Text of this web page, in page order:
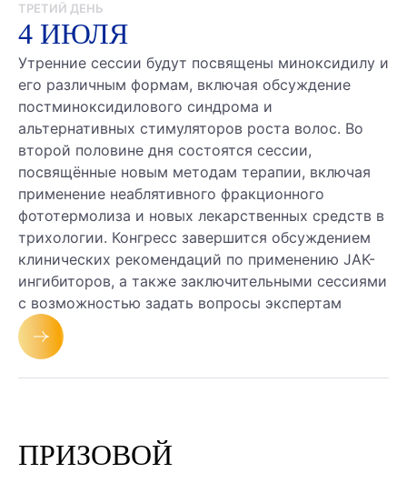
ТРЕТИЙ ДЕНЬ
4 ИЮЛЯ
Утренние сессии будут посвящены миноксидилу и
его различным формам, включая обсуждение
постминоксидилового синдрома и
альтернативных стимуляторов роста волос. Во
второй половине дня состоятся сессии,
посвящённые новым методам терапии, включая
применение неаблятивного фракционного
фототермолиза и новых лекарственных средств в
трихологии. Конгресс завершится обсуждением
клинических рекомендаций по применению JAK-
ингибиторов, а также заключительными сессиями
с возможностью задать вопросы экспертам
ПРИЗОВОЙ